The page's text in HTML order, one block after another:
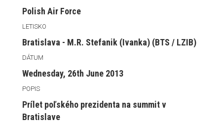
Polish Air Force
LETISKO
Bratislava - M.R. Stefanik (Ivanka) (BTS / LZIB)
DÁTUM
Wednesday, 26th June 2013
POPIS
Prílet poľského prezidenta na summit v
Bratislave